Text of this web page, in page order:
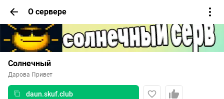
О сервере
Солнечный
Дарова Привет
daun.skuf.club